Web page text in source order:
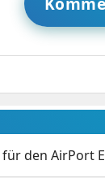
für den AirPort